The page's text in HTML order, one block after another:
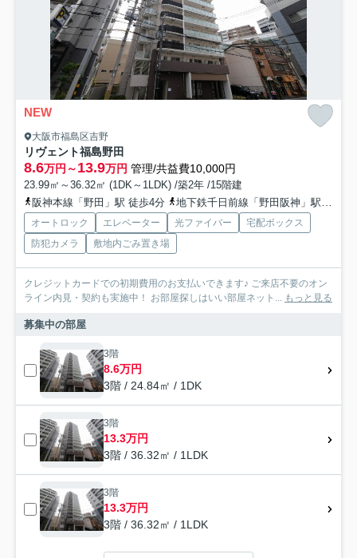
NEW
大阪市福島区吉野
リヴェント福島野田
8.6万円～13.9万円 管理/共益費10,000円
23.99㎡～36.32㎡ (1DK～1LDK) /築2年 /15階建
阪神本線「野田」駅 徒歩4分
地下鉄千日前線「野田阪神」駅 徒歩4分
オートロック エレベーター 光ファイバー
宅配ボックス
防犯カメラ
敷地内ごみ置き場
クレジットカードでの初期費用のお支払いできます♪ ご来店不要のオン
ライン内見・契約も実施中！ お部屋探しはいい部屋ネット... もっと見る
募集中の部屋
3階
8.6万円
3階 / 24.84㎡ / 1DK
3階
13.3万円
3階 / 36.32㎡ / 1LDK
3階
13.3万円
3階 / 36.32㎡ / 1LDK